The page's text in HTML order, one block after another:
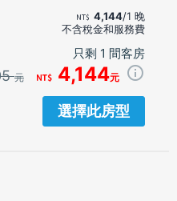
4,144/1 晚
不含稅金和服務費
只剩 1 間客房
元 4,144元
選擇此房型